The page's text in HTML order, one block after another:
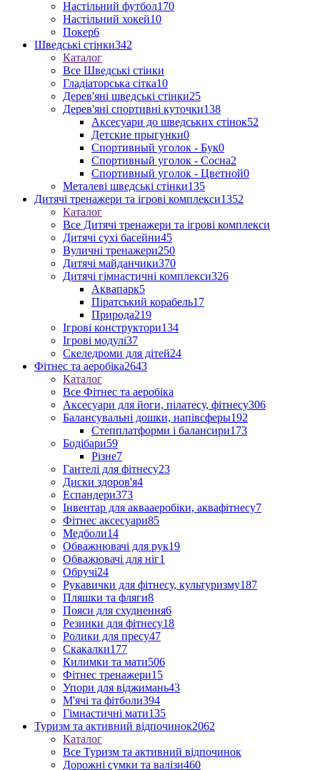
Настільний футбол170
Настільний хокей10
Покер6
Шведські стінки342
Каталог
Все Шведські стінки
Гладіаторська сітка10
Дерев'яні шведські стінки25
Дерев'яні спортивні куточки138
Аксесуари до шведських стінок52
Детские прыгунки0
Спортивный уголок - Бук0
Спортивный уголок - Сосна2
Спортивный уголок - Цветной0
Металеві шведські стінки135
Дитячі тренажери та ігрові комплекси1352
Каталог
Все Дитячі тренажери та ігрові комплекси
Дитячі сухі басейни45
Вуличні тренажери250
Дитячі майданчики370
Дитячі гімнастичні комплекси326
Аквапарк5
Піратський корабель17
Природа219
Ігрові конструктори134
Ігрові модулі37
Скеледроми для дітей24
Фітнес та аеробіка2643
Каталог
Все Фітнес та аеробіка
Аксесуари для йоги, пілатесу, фітнесу306
Балансувальні дошки, напівсферы192
Степплатформи і балансири173
Бодібари59
Різне7
Гантелі для фітнесу23
Диски здоров'я4
Еспандери373
Інвентар для аквааеробіки, аквафітнесу7
Фітнес аксесуари85
Медболи14
Обважнювачі для рук19
Обважювачі для ніг1
Обручі24
Рукавички для фітнесу, культуризму187
Пляшки та фляги8
Пояси для схуднення6
Резинки для фітнесу18
Ролики для пресу47
Скакалки177
Килимки та мати506
Фітнес тренажери15
Упори для віджимань43
М'ячі та фітболи394
Гімнастичні мати135
Туризм та активний відпочинок2062
Каталог
Все Туризм та активний відпочинок
Дорожні сумки та валізи460